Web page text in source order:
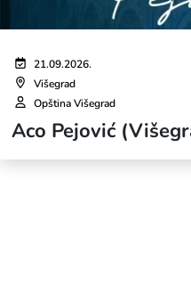
21.09.2026.
Višegrad
Opština Višegrad
Aco Pejović